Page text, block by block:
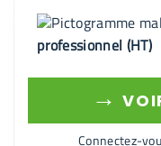
professionnel (HT)
→
Connectez-